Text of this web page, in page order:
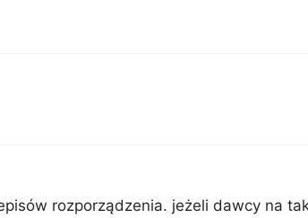
rozporządzenia. jeżeli dawcy na